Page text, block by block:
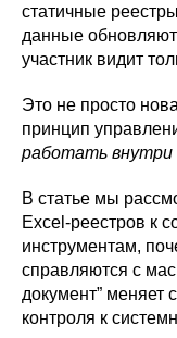
статичные реестры
данные
участник видит
Это не просто
принцип
работать внутри
В статье мы
Excel-реестров к
инструментам,
справляются с
документ” меняет
контроля к